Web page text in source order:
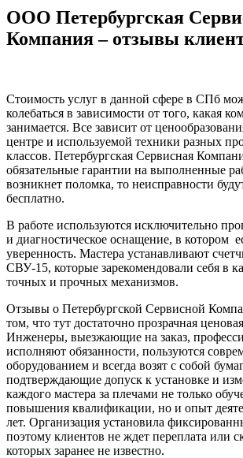
ООО Петербургская
Компания – отзывы
Стоимость услуг в данной сфере в СПб
колебаться в зависимости от того, какая
занимается. Все зависит от
центре и используемой техники разных
классов. Петербургская Сервисная
обязательные гарантии на выполненные
возникнет поломка, то неисправности
бесплатно.
В работе используются исключительно
и диагностическое оснащение, в котором
уверенность. Мастера устанавливают
СВУ-15, которые зарекомендовали себя в
точных и прочных механизмов.
Отзывы о Петербургской Сервисной
том, что тут достаточно прозрачная
Инженеры, выезжающие на заказ,
исполняют обязанности, пользуются
оборудованием и всегда возят с собой
подтверждающие допуск к установке и
каждого мастера за плечами не только
повышения квалификации, но и опыт
лет. Организация установила
поэтому клиентов не ждет переплата или
которых заранее не известно.